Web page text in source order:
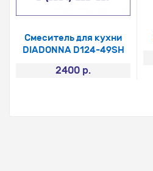
Смеситель для кухни
DIADONNA D124-49SH
2400 р.